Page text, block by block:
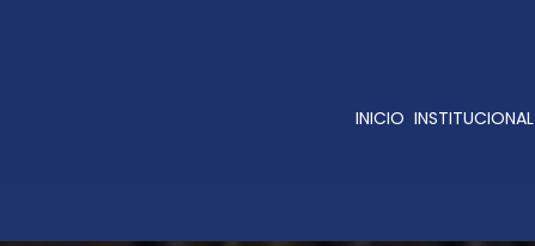
INICIO INSTITUCIONAL